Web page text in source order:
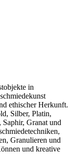
in
ethischer Herkunft.
Silber, Platin,
Granat und
Granulieren und
und kreative